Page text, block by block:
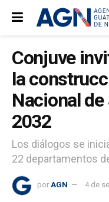
Conjuve
la
Nacional
2032
Los diálogos se
22 departamentos
por AGN 4 de